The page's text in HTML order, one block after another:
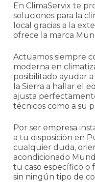
En ClimaServix te
soluciones para la
local gracias a la
ofrece la marca
Actuamos siempre
moderna en
posibilitado ayudar
la Sierra a hallar el
ajusta
técnicos como a su
Por ser empresa
a tu disposición en
cualquier duda,
acondicionado
tu caso específico
sin ningún tipo de